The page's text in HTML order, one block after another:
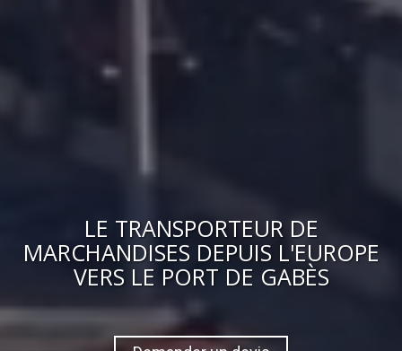
LE TRANSPORTEUR DE
MARCHANDISES DEPUIS L'EUROPE
VERS LE PORT DE GABÈS